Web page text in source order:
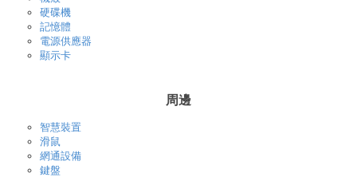
硬碟機
記憶體
電源供應器
顯示卡
周邊
智慧裝置
滑鼠
網通設備
鍵盤